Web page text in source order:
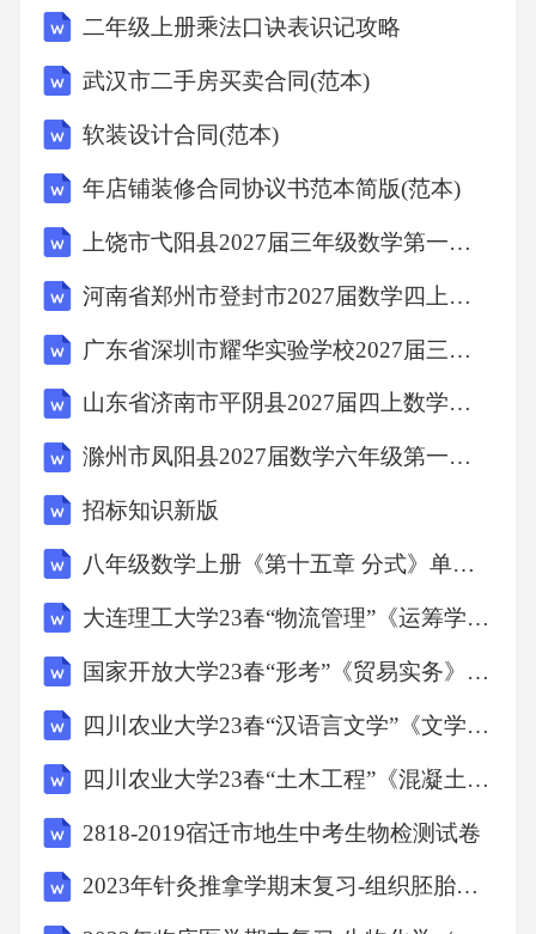
585,七下,U5,Africa,/'æfrɪkə/,n.非洲
1969,九全,U4,African,/'æfrɪkən/,adj.非洲（人）
的n.非洲人
/'æftə(r)/",prep.&conj.在……以后
2219,九全,U10,afterall,,毕竟；终归
6,七上,SU1,afternoon,"/,ɑ:ftə'nu:n/,
/,æftər'nu:n/",n.下午
一次
1527,八下,U5,against,/ə'genst/,prep.倚;碰;撞
794,七下,U10,age,/eɪdʒ/,n.年龄
二年级上册乘法口诀表识记攻略
武汉市二手房买卖合同(范本)
软装设计合同(范本)
年店铺装修合同协议书范本简版(范本)
上饶市弋阳县2027届三年级数学第一学期期末学业水平测试试题含解析
河南省郑州市登封市2027届数学四上期末综合测试模拟试题含解析
广东省深圳市耀华实验学校2027届三上数学期末质量检测试题含解析
山东省济南市平阴县2027届四上数学期末监测试题含解析
滁州市凤阳县2027届数学六年级第一学期期末经典试题含解析
招标知识新版
八年级数学上册《第十五章 分式》单元测试卷-带答案（人教版）
大连理工大学23春“物流管理”《运筹学》考试高频考点参考题库带答案
国家开放大学23春“形考”《贸易实务》考试高频考点参考题库带答案
四川农业大学23春“汉语言文学”《文学概论(本科)》考试高频考点参考题库带答案
四川农业大学23春“土木工程”《混凝土结构(本科)》考试高频考点参考题库带答案
2818-2019宿迁市地生中考生物检测试卷
2023年针灸推拿学期末复习-组织胚胎学（本针灸推拿学）考试历年高频考点参考题库带答案